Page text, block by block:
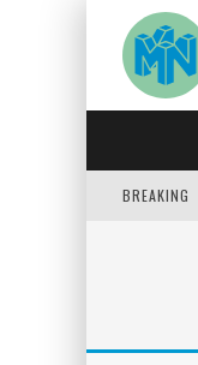
BREAKING